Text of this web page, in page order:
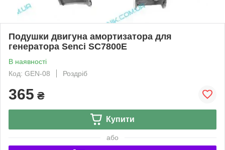
Подушки двигуна амортизатора для
генератора Senci SC7800E
В наявності
Код: GEN-08
Роздріб
365 ₴
Купити
або